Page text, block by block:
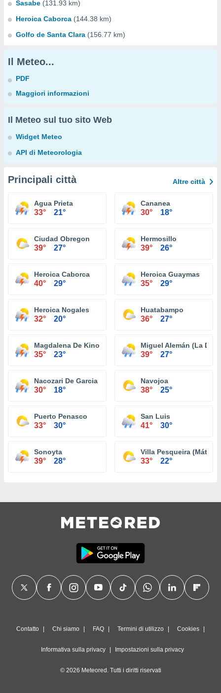
Sasabe (131.93 km)
Heroica Caborca (144.38 km)
Golfo de Santa Clara (156.77 km)
Il Meteo...
PDF
Maggiori informazioni
Il Meteo sul tuo sito Web
Widget Meteo
API di Meteorologia
Principali città Altre città
Agua Prieta
33° 21°
Cananea
30° 18°
Ciudad Obregon
39° 27°
Hermosillo
39° 26°
Heroica Caborca
40° 29°
Heroica Guaymas
35° 29°
Heroica Nogales
32° 20°
Huatabampo
36° 27°
Magdalena De Kino
35° 23°
Miguel Alemán (La
39° 27°
Nacozari De Garcia
30° 18°
Navojoa
38° 25°
Puerto Penasco
33° 30°
San Luis
41° 30°
Sonoyta
39° 28°
Villa Pesqueira
33° 22°
Contatto Chi siamo FAQ Termini di utilizzo Cookies
Informativa sulla privacy Impostazioni sulla privacy
© 2026 Meteored. Tutti i diritti riservati